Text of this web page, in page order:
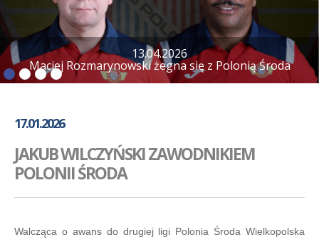
BIZNES
SENIORZY
SENIORKI
BILETY
KONTAKT
SKLEP
PLAN TRENINGÓW
17.01.2026
JAKUB WILCZYŃSKI ZAWODNIKIEM
POLONII ŚRODA
Walcząca o awans do drugiej ligi Polonia Środa Wielkopolska